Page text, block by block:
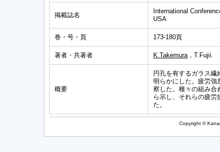
掲載誌名
International
USA
巻・号・頁 173-180頁
著者・共著者 K.Takemura，T.Fujii.
概要
円孔を有するガラス
明らかにした。疲労強
察した。種々の組み合
ら示し、それらの疲
た。
Copyright ©